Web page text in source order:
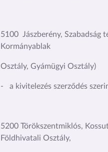
5100 Jászberény,
Kormányablak
Osztály, Gyámügyi Osztály)
- a kivitelezés szerződés
5200 Törökszentmiklós,
Földhivatali Osztály,